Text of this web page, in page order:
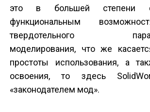
это в большей степени
функциональным
твердотельного
моделирования, что же
простоты использования, а
освоения, то здесь
«законодателем мод».